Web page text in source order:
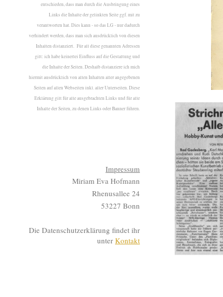
entschieden, dass man durch die Ausbringung eines
Links die Inhalte der gelinkten Seite ggf. mit zu
verantworten hat. Dies kann - so das LG - nur dadurch
verhindert werden, dass man sich ausdrücklich von diesen
Inhalten distanziert. Für all diese genannten Adressen
gilt: ich habe keinerlei Einfluss auf die Gestaltung und
die Inhalte der Seiten. Deshalb distanziere ich mich
hiermit ausdrücklich von allen Inhalten aller angegebenen
Seiten auf allen Webseiten inkl. aller Unterseiten. Diese
Erklärung gilt für alle ausgebrachten Links und für alle
Inhalte der Seiten, zu denen Links oder Banner führen.
Impressum
Miriam Eva Hofmann
Rhenusallee 24
53227 Bonn
Die Datenschutzerklärung findet ihr
unterKontakt